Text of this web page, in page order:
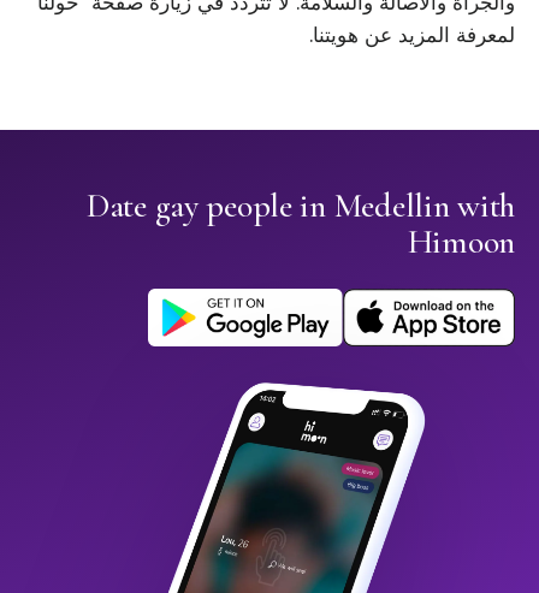
لمعرفة المزيد عن هويتنا.
Date gay people in Medellin with
Himoon